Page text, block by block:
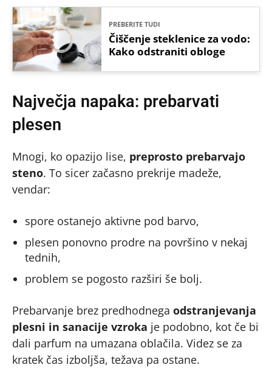
PREBERITE TUDI
Čiščenje steklenice za vodo:
Kako odstraniti obloge
Največja napaka: prebarvati
plesen
Mnogi, ko opazijo lise, preprosto prebarvajo
steno. To sicer začasno prekrije madeže,
vendar:
spore ostanejo aktivne pod barvo,
plesen ponovno prodre na površino v nekaj
tednih,
problem se pogosto razširi še bolj.
Prebarvanje brez predhodnega odstranjevanja
plesni in sanacije vzroka je podobno, kot če bi
dali parfum na umazana oblačila. Videz se za
kratek čas izboljša, težava pa ostane.